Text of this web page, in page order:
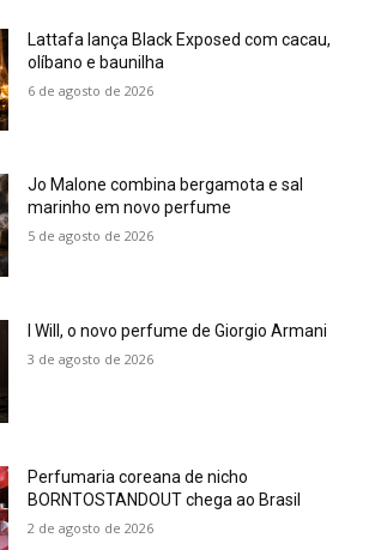
Lattafa lança Black Exposed com cacau,
olíbano e baunilha
6 de agosto de 2026
Jo Malone combina bergamota e sal
marinho em novo perfume
5 de agosto de 2026
I Will, o novo perfume de Giorgio Armani
3 de agosto de 2026
Perfumaria coreana de nicho
BORNTOSTANDOUT chega ao Brasil
2 de agosto de 2026